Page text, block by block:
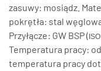
zasuwy: mosiądz.
pokrętła: stal
Przyłącze: GW BSP (
Temperatura pracy:
temperatura pracy